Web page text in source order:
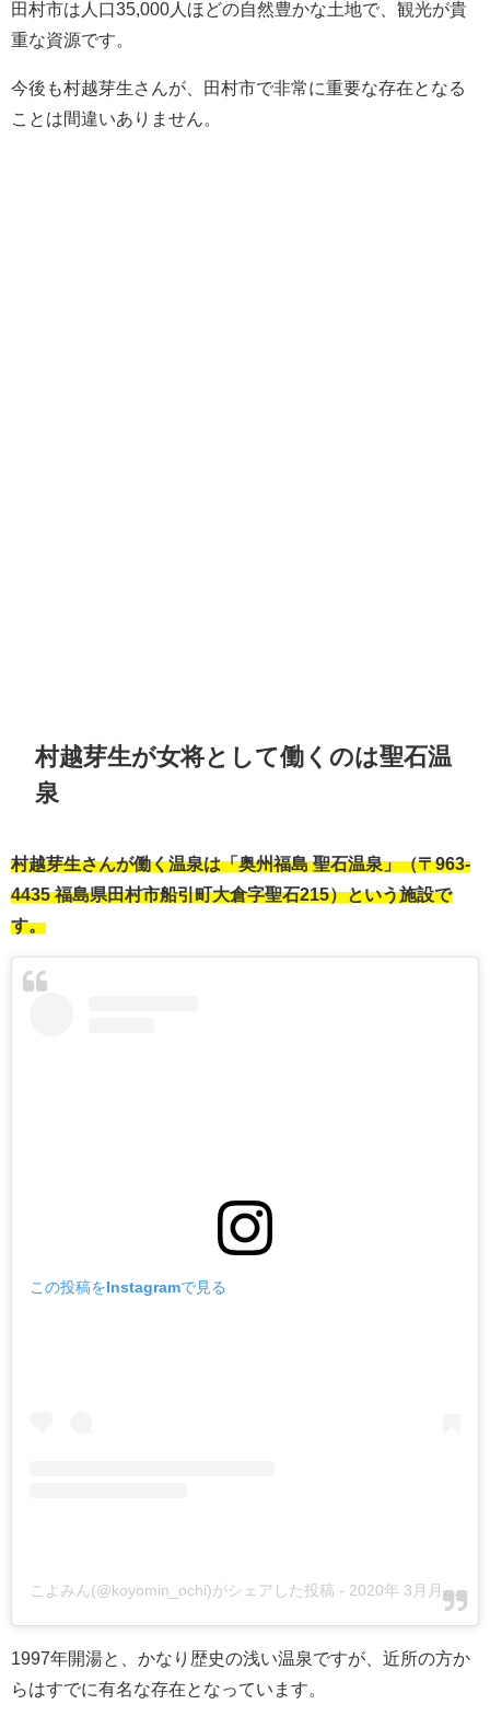
田村市は人口35,000人ほどの自然豊かな土地で、観光が貴
重な資源です。
今後も村越芽生さんが、田村市で非常に重要な存在となる
ことは間違いありません。
村越芽生が女将として働くのは聖石温
泉
村越芽生さんが働く温泉は「奥州福島 聖石温泉」（〒963-
4435 福島県田村市船引町大倉字聖石215）という施設で
す。
この投稿をInstagramで見る
こよみん(@koyomin_ochi)がシェアした投稿 - 2020年 3月月25日午前3時00分PDT
1997年開湯と、かなり歴史の浅い温泉ですが、近所の方か
らはすでに有名な存在となっています。